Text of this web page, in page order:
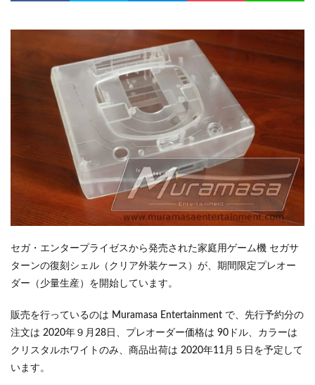
セガ・エンタープライゼスから発売された家庭用ゲーム機 セガサ
ターンの復刻シェル（クリア外装ケース）が、期間限定プレオー
ダー（少量生産）を開始しています。
販売を行っているのは Muramasa Entertainment で、先行予約分の
注文は 2020年９月28日、プレオーダー価格は 90ドル、カラーは
クリスタルホワイトのみ、商品出荷は 2020年11月５日を予定して
います。